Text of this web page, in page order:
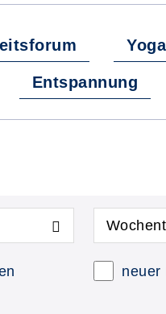
Entspannung
neuer